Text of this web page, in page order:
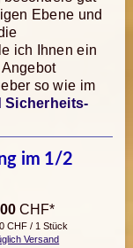
Ebene und
ich Ihnen ein
so wie im
Sicherheits-
im 1/2
CHF*
CHF / 1 Stück
Versand